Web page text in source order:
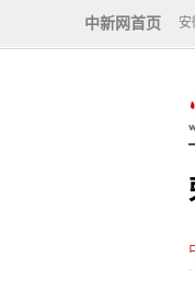
中新网首页 安